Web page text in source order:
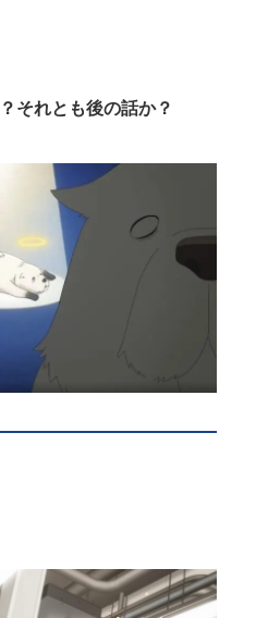
それとも後の話か？